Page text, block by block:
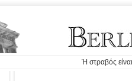
Ή στραβός